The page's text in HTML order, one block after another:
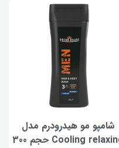
شامپو مو هیدرودرم مدل
Cooling relaxing حجم 300